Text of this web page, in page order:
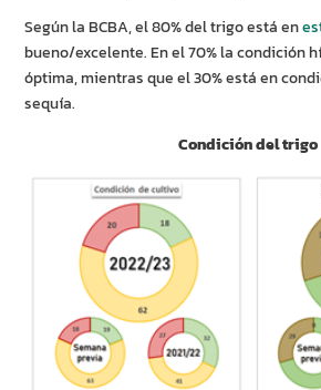
Según la BCBA, el 80% del trigo está en
bueno/excelente. En el 70% la condición
óptima, mientras que el 30% está en
sequía.
Condición del trigo